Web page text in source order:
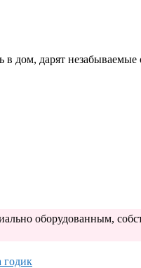
дом, дарят
оборудованным,